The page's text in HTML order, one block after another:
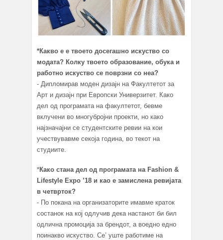
*Какво е е твоето досегашно искуство со
модата? Колку твоето образование, обука и
работно искуство се поврзни со неа?
- Дипломирав моден дизајн на Факултетот за
Арт и дизајн при Европски Универзитет. Како
дел од програмата на факултетот, бевме
вклучени во многубројни проекти, но како
најзначајни се студентските ревии на кои
учествувавме секоја година, во текот на
студиите.
*Како стана дел од програмата на Fashion &
Lifestyle Expo ’18 и као е замислена ревијата
в четврток?
- По покана на организаторите имавме краток
состанок на кој одлучив дека настанот би бил
одлична промоција за брендот, а воедно едно
поинакво искуство. Се’ уште работиме на